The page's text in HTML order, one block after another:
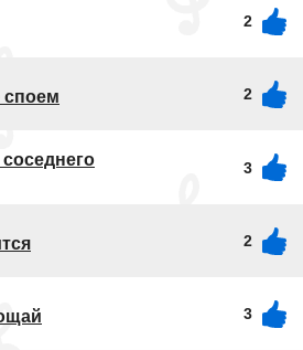
2
споем 2
3
2
3